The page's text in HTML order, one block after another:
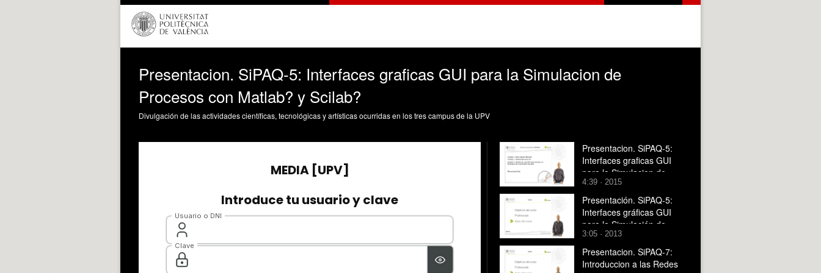
Presentacion. SiPAQ-5: Interfaces graficas GUI para la Simulacion de
Procesos con Matlab? y Scilab?
Divulgación de las actividades científicas, tecnológicas y artísticas ocurridas en los tres campus de la UPV
Presentacion. SiPAQ-5:
Interfaces graficas GUI
para la Simulacion de
Procesos con Matlab? y
Scilab?
4:39 · 2015
Presentación. SiPAQ-5:
Interfaces gráficas GUI
para la Simulación de
Procesos con Matlab¿ y
Scilab¿
3:05 · 2013
Presentacion. SiPAQ-7:
Introduccion a las Redes